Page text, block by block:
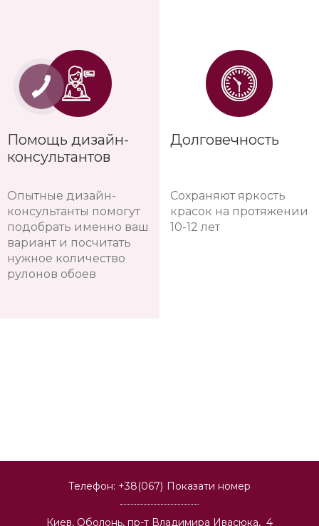
Помощь дизайн-
консультантов
Опытные дизайн-
консультанты помогут
подобрать именно ваш
вариант и посчитать
нужное количество
рулонов обоев
Долговечность
Сохраняют яркость
красок на протяжении
10-12 лет
Телефон: +38(067) Показати номер
Киев, Оболонь, пр-т Владимира Ивасюка, 4